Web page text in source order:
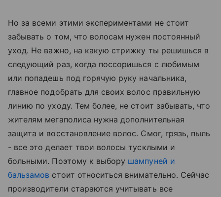
Но за всеми этими экспериментами не стоит
забывать о том, что волосам нужен постоянный
уход. Не важно, на какую стрижку ты решишься в
следующий раз, когда поссоришься с любимым
или попадешь под горячую руку начальника,
главное подобрать для своих волос правильную
линию по уходу. Тем более, не стоит забывать, что
жителям мегаполиса нужна дополнительная
защита и восстановление волос. Смог, грязь, пыль
- все это делает твои волосы тусклыми и
больными. Поэтому к выбору шампуней и
бальзамов стоит относиться внимательно. Сейчас
производители стараются учитывать все